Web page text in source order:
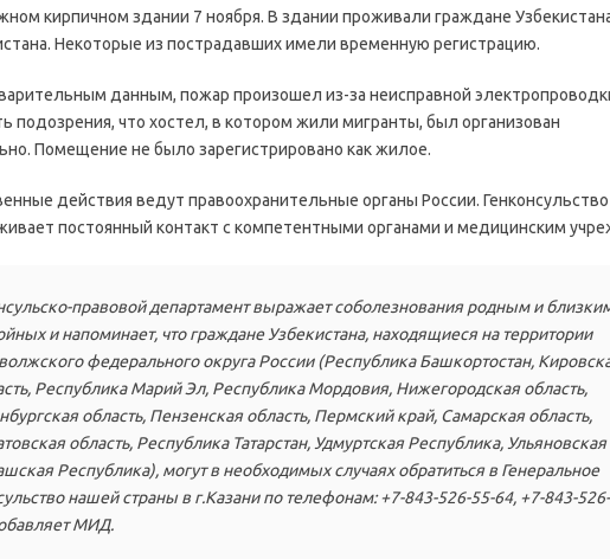
кирпичном здании 7 ноября. В здании проживали граждане
Некоторые из пострадавших имели временную регистрацию.
данным, пожар произошел из-за неисправной
подозрения, что хостел, в котором жили мигранты, был организован
Помещение не было зарегистрировано как жилое.
действия ведут правоохранительные органы России. Генконсульство
постоянный контакт с компетентными органами и медицинским
правовой департамент выражает соболезнования родным и
и напоминает, что граждане Узбекистана, находящиеся на территории
федерального округа России (Республика Башкортостан,
Республика Марий Эл, Республика Мордовия, Нижегородская область,
область, Пензенская область, Пермский край, Самарская область,
область, Республика Татарстан, Удмуртская Республика, Ульяновская
Республика), могут в необходимых случаях обратиться в Генеральное
нашей страны в г.Казани по телефонам: +7-843-526-55-64, +7-843-
МИД.